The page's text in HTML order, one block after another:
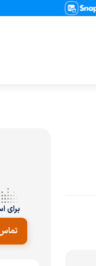
و مصرفی نوشیدنی‌ساز
برای